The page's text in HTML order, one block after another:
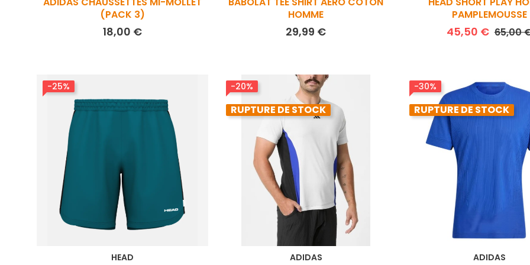
(PACK 3)
18,00 €Prix
HOMME
29,99 €Prix
PAMPLEMOUSSE
45,50 € Prix de
65,00
-25%
HEAD
-20%
RUPTURE DE STOCK
ADIDAS
-30%
RUPTURE DE STOCK
ADIDAS